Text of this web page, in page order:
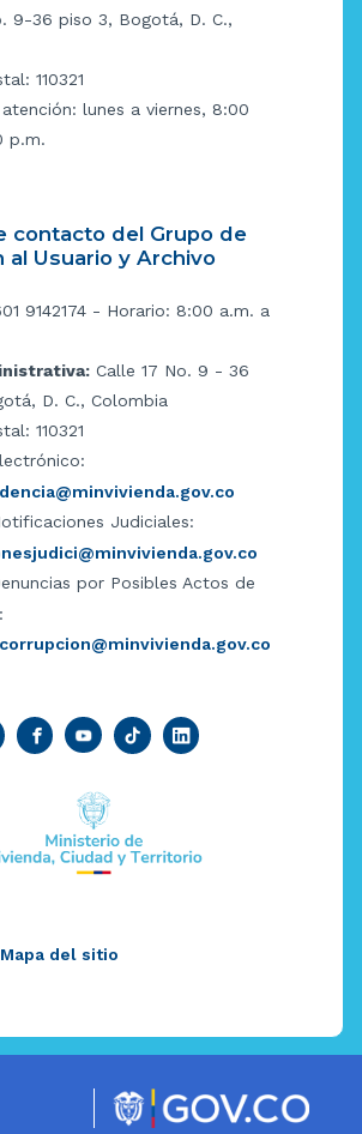
9-36 piso 3, Bogotá, D. C.,
110321
lunes a viernes, 8:00
p.m.
contacto del Grupo de
al Usuario y Archivo
9142174 - Horario: 8:00 a.m. a
Calle 17 No. 9 - 36
D. C., Colombia
110321
Judiciales:
por Posibles Actos de
Mapa del sitio